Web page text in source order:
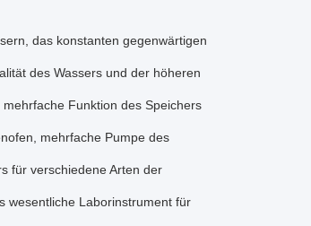
das konstanten gegenwärtigen
des Wassers und der höheren
Funktion des Speichers
mehrfache Pumpe des
für verschiedene Arten der
wesentliche Laborinstrument für